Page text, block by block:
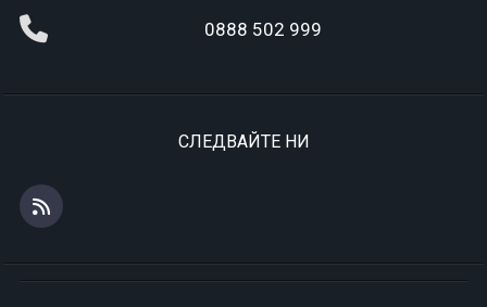
0888 502 999
СЛЕДВАЙТЕ НИ